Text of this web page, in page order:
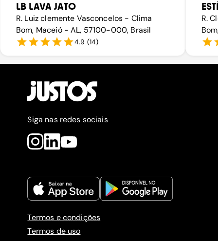
LB LAVA JATO
R. Luiz clemente Vasconcelos - Clima
Bom, Maceió - AL, 57100-000, Brasil
4.9 (14)
R.
Siga nas redes sociais
Termos e condições
Termos de uso